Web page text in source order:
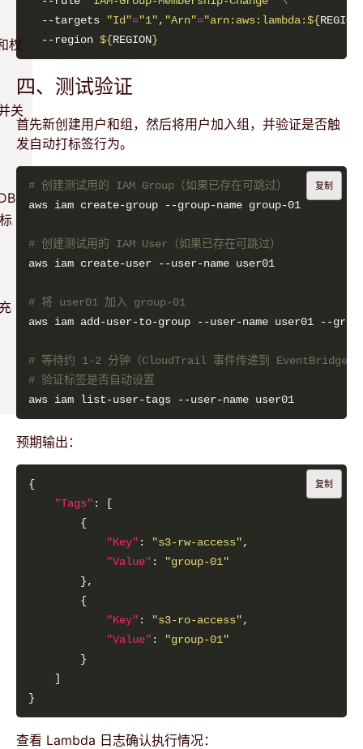
权
关
  --targets
"Id"="1", "Arn"="arn:aws:lambda:${REGION
  --region
${REGION}
四、测试验证
首先新创建用户和组，然后将用户加入组，并验证是否触
发自动打标签行为。
# 创建测试用的 IAM Group（如果已存在可跳过）
# 创建测试用的 IAM User（如果已存在可跳过）
# 将 user01 加入 group-01
# 等待约 1-2 分钟（CloudTrail 事件传递到 EventBridge 有
# 验证标签是否自动设置
复制
预期输出：
"Tags"
"Key" : "s3-rw-access"
"Value" :
"group-01"
"Key" : "s3-ro-access"
"Value" :
"group-01"
复制
查看 Lambda 日志确认执行情况：